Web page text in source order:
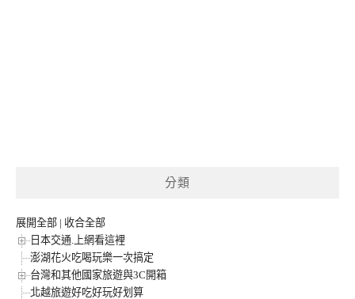
分類
展開全部 | 收合全部
日本交通.上網看這裡
澎湖花火吃喝玩樂一次搞定
台灣和其他國家旅遊與3C開箱
北越旅遊好吃好玩好划算